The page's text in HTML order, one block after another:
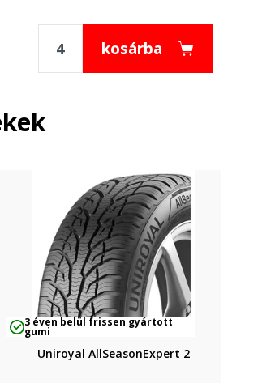
kosárba
3 éven belül frissen gyártott
gumi
Uniroyal AllSeasonExpert 2